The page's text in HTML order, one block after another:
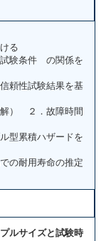
る
験条件 の関係を
頼性試験結果を基
） ２．故障時間
型累積ハザードを
の耐用寿命の推定
ルサイズと試験時